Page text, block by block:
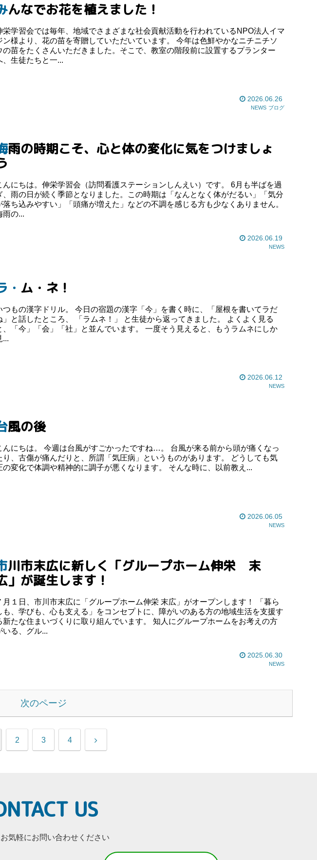
みんなでお花を植えました！
栄学習会では毎年、地域でさまざまな社会貢献活動を行われているNPO法人イマ
ン様より、花の苗を寄贈していただいています。 今年は色鮮やかなニチニチソ
の苗をたくさんいただきました。そこで、教室の階段前に設置するプランター
、生徒たちと一...
2026.06.26
NEWS ブログ
に気をつけましょ
んにちは。伸栄学習会（訪問看護ステーションしんえい）です。 6月も半ばを過
、雨の日が続く季節となりました。この時期は「なんとなく体がだるい」「気分
落ち込みやすい」「頭痛が増えた」などの不調を感じる方も少なくありません。
雨の...
2026.06.19
NEWS
ラ・ム・ネ！
つもの漢字ドリル。 今日の宿題の漢字「今」を書く時に、「屋根を書いてラだ
」と話したところ、 「ラムネ！」 と生徒から返ってきました。 よくよく見る
、「今」「会」「社」と並んでいます。 一度そう見えると、もうラムネにしか
...
2026.06.12
NEWS
台風の後
。 今週は台風がすごかったですね…。 台風が来る前から頭が痛くなっ
り、古傷が痛んだりと、所謂「気圧病」というものがあります。 どうしても気
圧の変化で体調や精神的に調子が悪くなります。 そんな時に、以前教え...
2026.06.05
NEWS
ホーム伸栄 末
」が誕生します！
月１日、市川市末広に「グループホーム伸栄 末広」がオープンします！ 「暮ら
も、学びも、心も支える」をコンセプトに、障がいのある方の地域生活を支援す
新たな住まいづくりに取り組んでいます。 知人にグループホームをお考えの方
いる、グル...
2025.06.30
NEWS
次のページ
2 3 4
US
気軽にお問い合わせください